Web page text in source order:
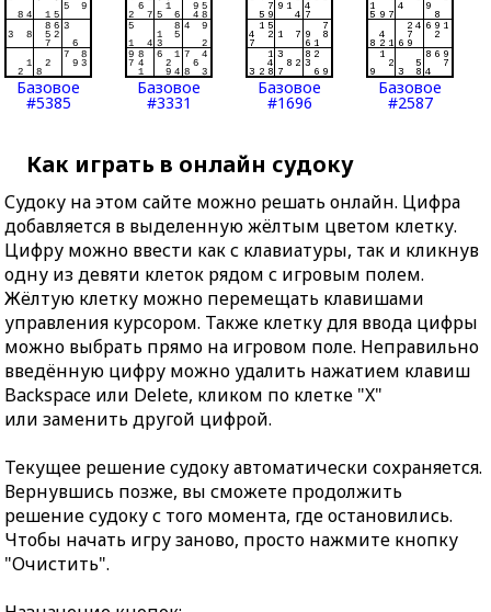
Базовое
#5385
Базовое
#3331
Базовое
#1696
Базовое
#2587
Как играть в онлайн судоку
Судоку на этом сайте можно решать онлайн. Цифра
добавляется в выделенную жёлтым цветом клетку.
Цифру можно ввести как с клавиатуры, так и кликнув
одну из девяти клеток рядом с игровым полем.
Жёлтую клетку можно перемещать клавишами
управления курсором. Также клетку для ввода цифры
можно выбрать прямо на игровом поле. Неправильно
введённую цифру можно удалить нажатием клавиш
Backspace или Delete, кликом по клетке "X"
или заменить другой цифрой.
Текущее решение судоку автоматически сохраняется.
Вернувшись позже, вы сможете продолжить
решение судоку с того момента, где остановились.
Чтобы начать игру заново, просто нажмите кнопку
"Очистить".